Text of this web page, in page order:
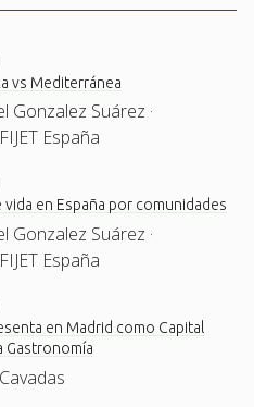
vs Mediterránea
Gonzalez Suárez ·
España
vida en España por comunidades
Gonzalez Suárez ·
España
en Madrid como Capital
Gastronomía